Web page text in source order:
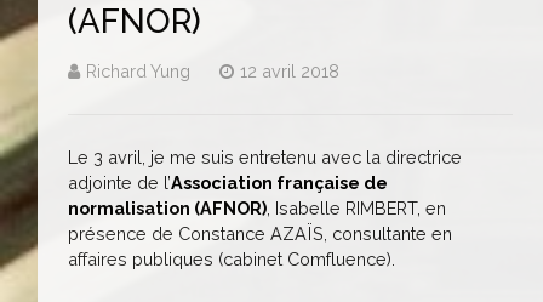
(AFNOR)
Richard Yung 12 avril 2018
Le 3 avril, je me suis entretenu avec la directrice
adjointe de l’Association française de
normalisation (AFNOR) , Isabelle RIMBERT, en
présence de Constance AZAÏS, consultante en
affaires publiques (cabinet Comfluence).